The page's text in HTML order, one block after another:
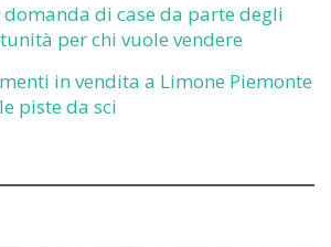
domanda di case da parte degli
per chi vuole vendere
in vendita a Limone Piemonte
piste da sci